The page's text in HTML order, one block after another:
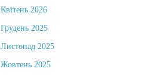
Квітень 2026
Грудень 2025
Листопад 2025
Жовтень 2025